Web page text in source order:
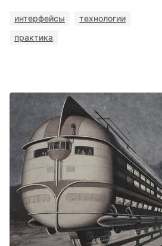
интерфейсы
технологии
практика